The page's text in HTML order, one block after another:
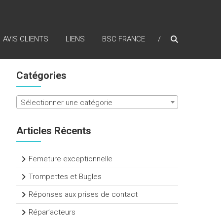
AVIS CLIENTS LIENS BSC FRANCE
Catégories
Sélectionner une catégorie
Articles Récents
Femeture exceptionnelle
Trompettes et Bugles
Réponses aux prises de contact
Répar’acteurs